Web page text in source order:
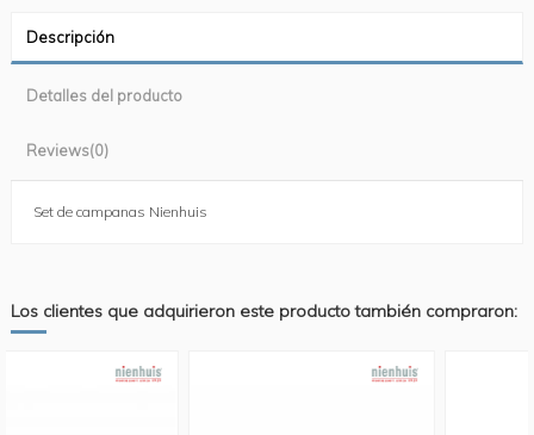
Descripción
Detalles del producto
Reviews(0)
Set de campanas Nienhuis
Los clientes que adquirieron este producto también compraron: